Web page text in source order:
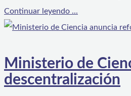
Continuar leyendo ...
Ministerio de
descentralización